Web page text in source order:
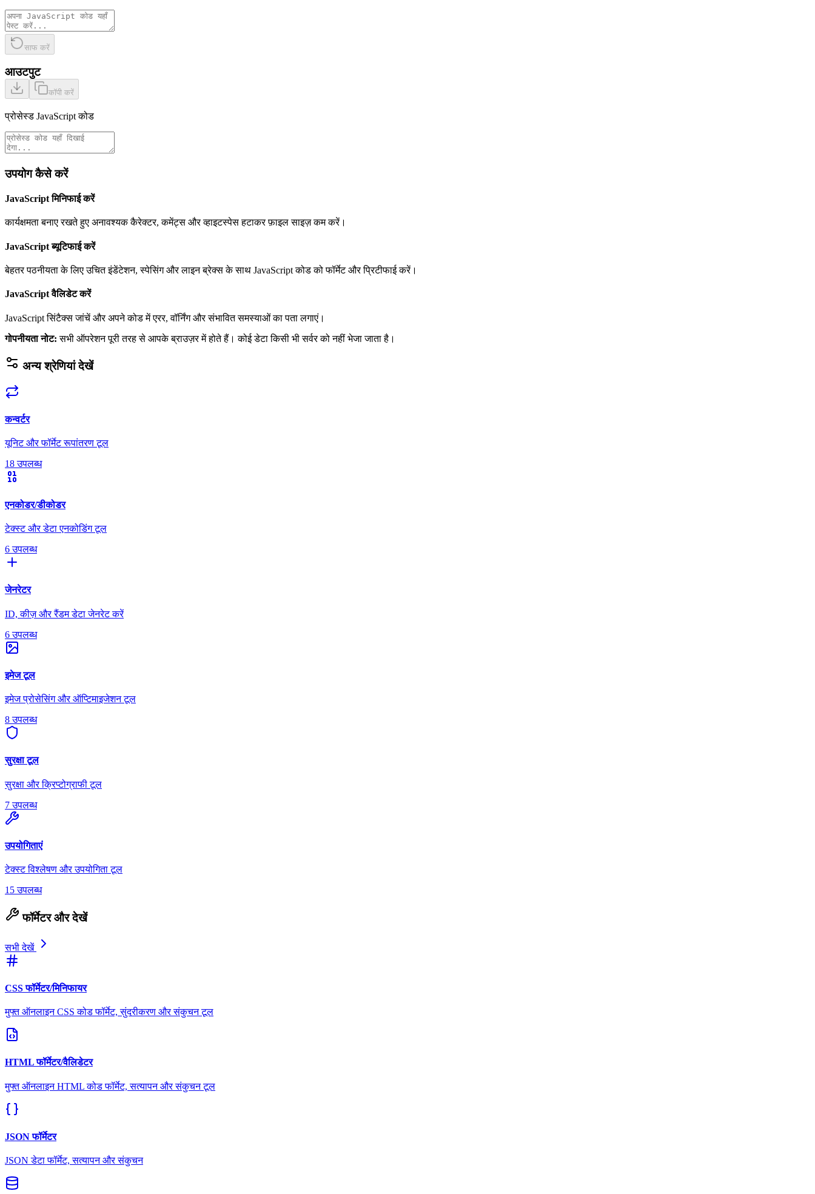
साफ करें
आउटपुट
कॉपी करें
प्रोसेस्ड JavaScript कोड
उपयोग कैसे करें
JavaScript मिनिफाई करें
कार्यक्षमता बनाए रखते हुए अनावश्यक कैरेक्टर, कमेंट्स और व्हाइटस्पेस हटाकर फ़ाइल साइज़ कम करें।
JavaScript ब्यूटिफाई करें
बेहतर पठनीयता के लिए उचित इंडेंटेशन, स्पेसिंग और लाइन ब्रेक्स के साथ JavaScript कोड को फॉर्मेट और प्रिटीफाई करें।
JavaScript वैलिडेट करें
JavaScript सिंटैक्स जांचें और अपने कोड में एरर, वॉर्निंग और संभावित समस्याओं का पता लगाएं।
गोपनीयता नोट: सभी ऑपरेशन पूरी तरह से आपके ब्राउज़र में होते हैं। कोई डेटा किसी भी सर्वर को नहीं भेजा जाता है।
अन्य श्रेणियां देखें
कन्वर्टर
यूनिट और फॉर्मेट रूपांतरण टूल
18 उपलब्ध
एनकोडर/डीकोडर
टेक्स्ट और डेटा एनकोडिंग टूल
6 उपलब्ध
जेनरेटर
ID, कीज़ और रैंडम डेटा जेनरेट करें
6 उपलब्ध
इमेज टूल
इमेज प्रोसेसिंग और ऑप्टिमाइजेशन टूल
8 उपलब्ध
सुरक्षा टूल
सुरक्षा और क्रिप्टोग्राफी टूल
7 उपलब्ध
उपयोगिताएं
टेक्स्ट विश्लेषण और उपयोगिता टूल
15 उपलब्ध
फॉर्मेटर और देखें
सभी देखें
CSS फॉर्मेटर/मिनिफायर
मुफ्त ऑनलाइन CSS कोड फॉर्मेट, सुंदरीकरण और संकुचन टूल
HTML फॉर्मेटर/वैलिडेटर
मुफ्त ऑनलाइन HTML कोड फॉर्मेट, सत्यापन और संकुचन टूल
JSON फॉर्मेटर
JSON डेटा फॉर्मेट, सत्यापन और संकुचन